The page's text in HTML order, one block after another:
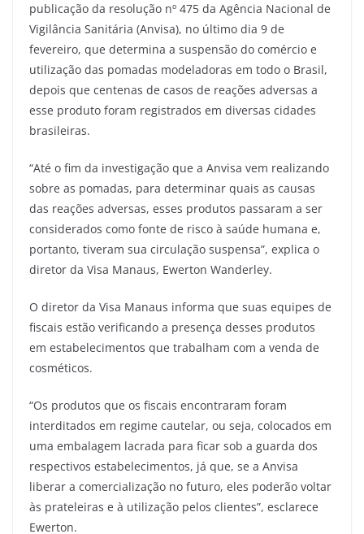
publicação da resolução nº 475 da Agência Nacional de
Vigilância Sanitária (Anvisa), no último dia 9 de
fevereiro, que determina a suspensão do comércio e
utilização das pomadas modeladoras em todo o Brasil,
depois que centenas de casos de reações adversas a
esse produto foram registrados em diversas cidades
brasileiras.
“Até o fim da investigação que a Anvisa vem realizando
sobre as pomadas, para determinar quais as causas
das reações adversas, esses produtos passaram a ser
considerados como fonte de risco à saúde humana e,
portanto, tiveram sua circulação suspensa”, explica o
diretor da Visa Manaus, Ewerton Wanderley.
O diretor da Visa Manaus informa que suas equipes de
fiscais estão verificando a presença desses produtos
em estabelecimentos que trabalham com a venda de
cosméticos.
“Os produtos que os fiscais encontraram foram
interditados em regime cautelar, ou seja, colocados em
uma embalagem lacrada para ficar sob a guarda dos
respectivos estabelecimentos, já que, se a Anvisa
liberar a comercialização no futuro, eles poderão voltar
às prateleiras e à utilização pelos clientes”, esclarece
Ewerton.